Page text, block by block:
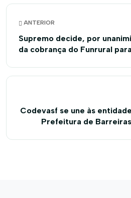
ANTERIOR
Supremo decide, por
da cobrança do Funrural
Codevasf se une às
Prefeitura de